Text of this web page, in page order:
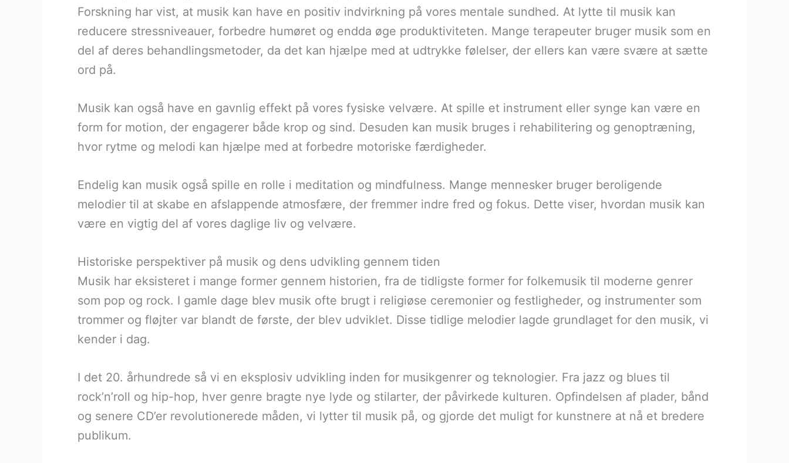
Forskning har vist, at musik kan have en positiv indvirkning på vores mentale sundhed. At lytte til musik kan
reducere stressniveauer, forbedre humøret og endda øge produktiviteten. Mange terapeuter bruger musik som en
del af deres behandlingsmetoder, da det kan hjælpe med at udtrykke følelser, der ellers kan være svære at sætte
ord på.
Musik kan også have en gavnlig effekt på vores fysiske velvære. At spille et instrument eller synge kan være en
form for motion, der engagerer både krop og sind. Desuden kan musik bruges i rehabilitering og genoptræning,
hvor rytme og melodi kan hjælpe med at forbedre motoriske færdigheder.
Endelig kan musik også spille en rolle i meditation og mindfulness. Mange mennesker bruger beroligende
melodier til at skabe en afslappende atmosfære, der fremmer indre fred og fokus. Dette viser, hvordan musik kan
være en vigtig del af vores daglige liv og velvære.
Historiske perspektiver på musik og dens udvikling gennem tiden
Musik har eksisteret i mange former gennem historien, fra de tidligste former for folkemusik til moderne genrer
som pop og rock. I gamle dage blev musik ofte brugt i religiøse ceremonier og festligheder, og instrumenter som
trommer og fløjter var blandt de første, der blev udviklet. Disse tidlige melodier lagde grundlaget for den musik, vi
kender i dag.
I det 20. århundrede så vi en eksplosiv udvikling inden for musikgenrer og teknologier. Fra jazz og blues til
rock’n’roll og hip-hop, hver genre bragte nye lyde og stilarter, der påvirkede kulturen. Opfindelsen af plader, bånd
og senere CD’er revolutionerede måden, vi lytter til musik på, og gjorde det muligt for kunstnere at nå et bredere
publikum.